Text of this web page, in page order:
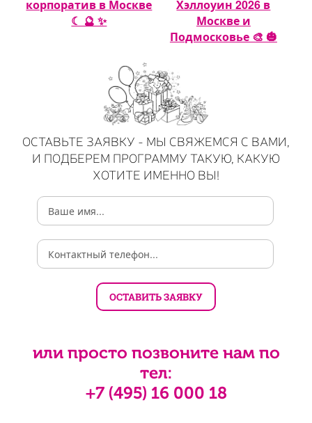
корпоратив в Москве
☾ 🔮 ✨
Хэллоуин 2026 в
Москве и
Подмосковье 🎨 🎃
ОСТАВЬТЕ ЗАЯВКУ - МЫ СВЯЖЕМСЯ С ВАМИ,
И ПОДБЕРЕМ ПРОГРАММУ ТАКУЮ, КАКУЮ
ХОТИТЕ ИМЕННО ВЫ!
или просто позвоните нам по
тел:
+7 (495) 16 000 18